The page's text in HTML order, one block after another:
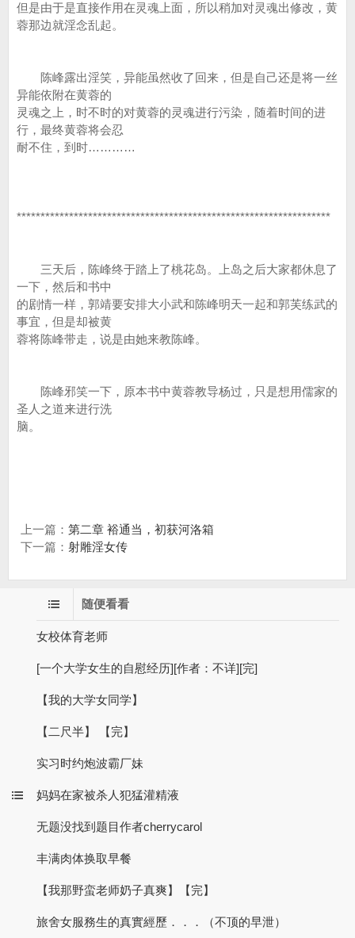
但是由于是直接作用在灵魂上面，所以稍加对灵魂出修改，黄
蓉那边就淫念乱起。
陈峰露出淫笑，异能虽然收了回来，但是自己还是将一丝
异能依附在黄蓉的
灵魂之上，时不时的对黄蓉的灵魂进行污染，随着时间的进
行，最终黄蓉将会忍
耐不住，到时…………
******************************************************************
三天后，陈峰终于踏上了桃花岛。上岛之后大家都休息了
一下，然后和书中
的剧情一样，郭靖要安排大小武和陈峰明天一起和郭芙练武的
事宜，但是却被黄
蓉将陈峰带走，说是由她来教陈峰。
陈峰邪笑一下，原本书中黄蓉教导杨过，只是想用儒家的
圣人之道来进行洗
脑。
上一篇： 第二章 裕通当，初获河洛箱
下一篇： 射雕淫女传
随便看看
女校体育老师
[一个大学女生的自慰经历][作者：不详][完]
【我的大学女同学】
【二尺半】 【完】
实习时约炮波霸厂妹
妈妈在家被杀人犯猛灌精液
无题没找到题目作者cherrycarol
丰满肉体换取早餐
【我那野蛮老师奶子真爽】【完】
旅舍女服務生的真實經歷．．．（不顶的早泄）